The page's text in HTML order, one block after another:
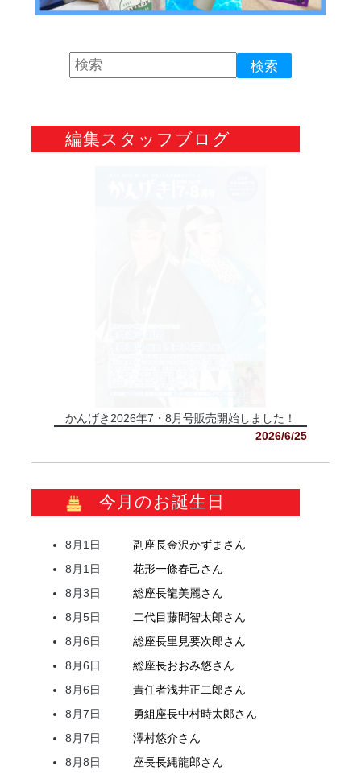
編集スタッフブログ
かんげき2026年7・8月号販売開始しました！
2026/6/25
今月のお誕生日
8月1日 副座長金沢かずま さん
8月1日
花形一條春己さん
8月3日
総座長龍美麗さん
8月5日
二代目藤間智太郎さん
8月6日
総座長里見要次郎さん
8月6日
総座長おおみ悠さん
8月6日
責任者浅井正二郎さん
8月7日
勇組座長中村時太郎さん
8月7日
澤村悠介さん
8月8日
座長長縄龍郎さん